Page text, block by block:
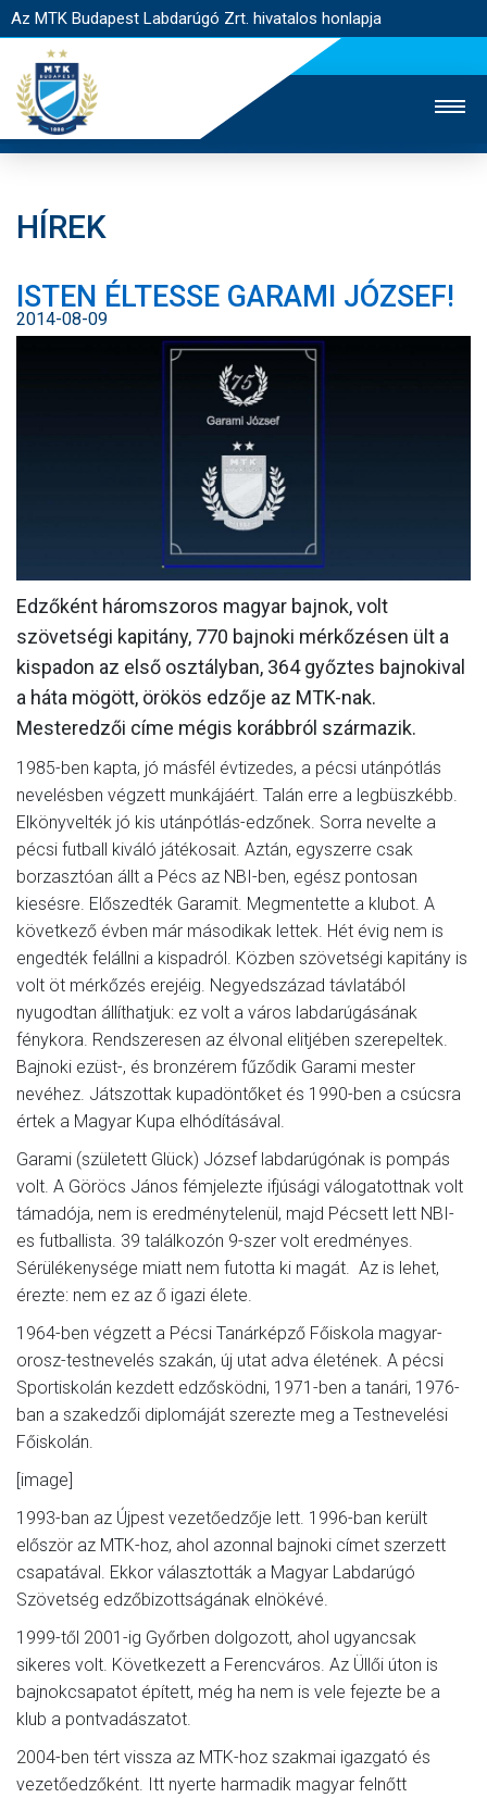
Az MTK Budapest Labdarúgó Zrt. hivatalos honlapja
JEGYÉRTÉKESÍTÉS
WEBSHOP
STADION
EGYESÜLET
KAPCSOLAT
NYITÓLAP
HÍREK
CSAPATOK
MÉRKŐZÉSEK
KLUB
GALÉRIA
SZURKOLÓI ÉLMÉNYEK
AKKREDITÁCIÓ
HÍREK
ISTEN ÉLTESSE GARAMI JÓZSEF!
2014-08-09
Edzőként háromszoros magyar bajnok, volt
szövetségi kapitány, 770 bajnoki mérkőzésen ült a
kispadon az első osztályban, 364 győztes bajnokival
a háta mögött, örökös edzője az MTK-nak.
Mesteredzői címe mégis korábbról származik.
1985-ben kapta, jó másfél évtizedes, a pécsi utánpótlás
nevelésben végzett munkájáért. Talán erre a legbüszkébb.
Elkönyvelték jó kis utánpótlás-edzőnek. Sorra nevelte a
pécsi futball kiváló játékosait. Aztán, egyszerre csak
borzasztóan állt a Pécs az NBI-ben, egész pontosan
kiesésre. Előszedték Garamit. Megmentette a klubot. A
következő évben már másodikak lettek. Hét évig nem is
engedték felállni a kispadról. Közben szövetségi kapitány is
volt öt mérkőzés erejéig. Negyedszázad távlatából
nyugodtan állíthatjuk: ez volt a város labdarúgásának
fénykora. Rendszeresen az élvonal elitjében szerepeltek.
Bajnoki ezüst-, és bronzérem fűződik Garami mester
nevéhez. Játszottak kupadöntőket és 1990-ben a csúcsra
értek a Magyar Kupa elhódításával.
Garami (született Glück) József labdarúgónak is pompás
volt. A Göröcs János fémjelezte ifjúsági válogatottnak volt
támadója, nem is eredménytelenül, majd Pécsett lett NBI-
es futballista. 39 találkozón 9-szer volt eredményes.
Sérülékenysége miatt nem futotta ki magát. Az is lehet,
érezte: nem ez az ő igazi élete.
1964-ben végzett a Pécsi Tanárképző Főiskola magyar-
orosz-testnevelés szakán, új utat adva életének. A pécsi
Sportiskolán kezdett edzősködni, 1971-ben a tanári, 1976-
ban a szakedzői diplomáját szerezte meg a Testnevelési
Főiskolán.
[image]
1993-ban az Újpest vezetőedzője lett. 1996-ban került
először az MTK-hoz, ahol azonnal bajnoki címet szerzett
csapatával. Ekkor választották a Magyar Labdarúgó
Szövetség edzőbizottságának elnökévé.
1999-től 2001-ig Győrben dolgozott, ahol ugyancsak
sikeres volt. Következett a Ferencváros. Az Üllői úton is
bajnokcsapatot épített, még ha nem is vele fejezte be a
klub a pontvadászatot.
2004-ben tért vissza az MTK-hoz szakmai igazgató és
vezetőedzőként. Itt nyerte harmadik magyar felnőtt